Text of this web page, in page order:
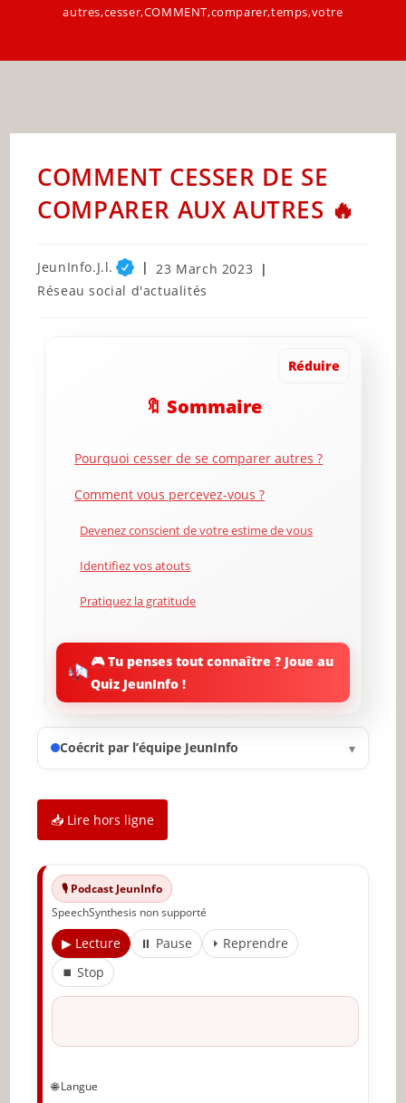
autres,cesser,COMMENT,comparer,temps,votre
COMMENT CESSER DE SE
COMPARER AUX AUTRES 🔥
Post
author:
JeunInfo.J.l.
Post
published:
23 March 2023
Post
Réseau social d'actualités
Réduire
🔖 Sommaire
Pourquoi cesser de se comparer autres ?
Comment vous percevez-vous ?
Devenez conscient de votre estime de vous
Identifiez vos atouts
Pratiquez la gratitude
Écrivez vos pensées
Entourez-vous des bonnes personnes
Focalisez-vous sur ce que vous avez
Inspirez-vous sans vous comparer
Ne soyez pas trop dur avec vous-même
Acceptez-vous tel que vous êtes
Évitez les déclencheurs
🎮 Tu penses tout connaître ? Joue au
Quiz JeunInfo !
Coécrit par l’équipe JeunInfo ▾
📥 Lire hors ligne
🎙️ Podcast JeunInfo
SpeechSynthesis non supporté
▶ Lecture ⏸ Pause
⏵ Reprendre
⏹ Stop
🌐 Langue